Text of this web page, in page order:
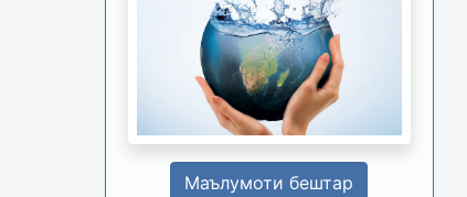
Маълумоти бештар